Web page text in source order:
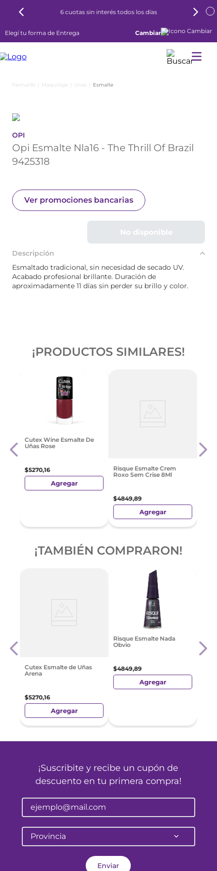
6 cuotas sin interés todos los días
Elegí tu forma de Entrega Cambiar
Maquillaje Unas Esmalte
OPI
Opi Esmalte Nla16 - The Thrill Of Brazil
9425318
Ver promociones bancarias
No disponible
Descripción
Esmaltado tradicional, sin necesidad de secado UV.
Acabado profesional brillante. Duración de
aproximadamente 11 días sin perder su brillo y color.
¡PRODUCTOS SIMILARES!
Cutex Wine Esmalte De
Uñas Rose
$5270,16
Agregar
Risque Esmalte Crem
Roxo Sem Crise 8Ml
$4849,89
Agregar
¡TAMBIÉN COMPRARON!
Cutex Esmalte de Uñas
Arena
$5270,16
Agregar
Risque Esmalte Nada
Obvio
$4849,89
Agregar
Oi
¡Suscribite y recibe un cupón de
descuento en tu primera compra!
Provincia
Enviar